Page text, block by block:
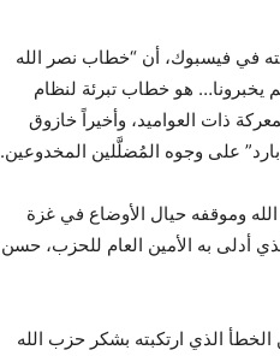
في فيسبوك، أن “خطاب نصر الله
يخبرونا… هو خطاب تبرئة لنظام
ذات العواميد، وأخيراً خازوق
على وجوه المُضلَّلين المخدوعين.
وموقفه حيال الأوضاع في غزة
أدلى به الأمين العام للحزب، حسن
الذي ارتكبته بشكر حزب الله